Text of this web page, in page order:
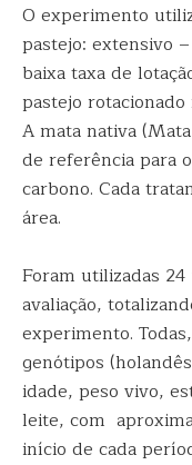
O experimento
pastejo: extensivo
baixa taxa de
pastejo
A mata nativa
de referência para
carbono. Cada
área.
Foram utilizadas
avaliação,
experimento.
genótipos
idade, peso vivo,
leite, com
início de cada